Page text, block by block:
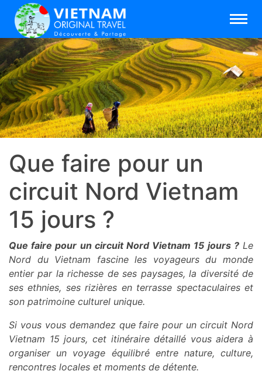
Que faire pour un
circuit Nord Vietnam
15 jours ?
Que faire pour un circuit Nord Vietnam 15 jours ?Le
Nord du Vietnam fascine les voyageurs du monde
entier par la richesse de ses paysages, la diversité de
ses ethnies, ses rizières en terrasse spectaculaires et
son patrimoine culturel unique.
Si vous vous demandez que faire pour un circuit Nord
Vietnam 15 jours, cet itinéraire détaillé vous aidera à
organiser un voyage équilibré entre nature, culture,
rencontres locales et moments de détente.